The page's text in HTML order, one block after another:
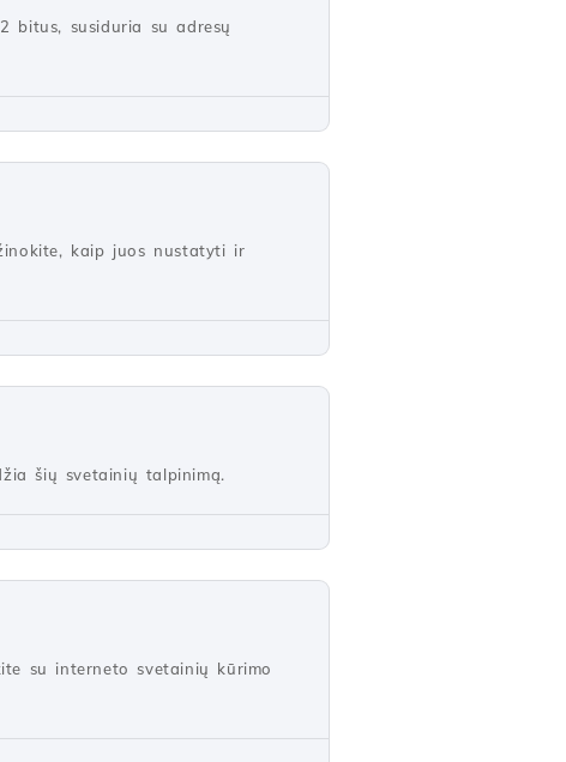
bitus, susiduria su adresų
kaip juos nustatyti ir
šių svetainių talpinimą.
su interneto svetainių kūrimo